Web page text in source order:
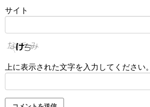
サイト
上に表示された文字を入力してください。